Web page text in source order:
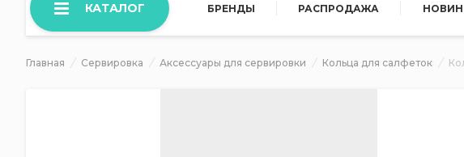
КАТАЛОГ БРЕНДЫ РАСПРОДАЖА
Главная Сервировка Аксессуары для сервировки Кольца для салфеток